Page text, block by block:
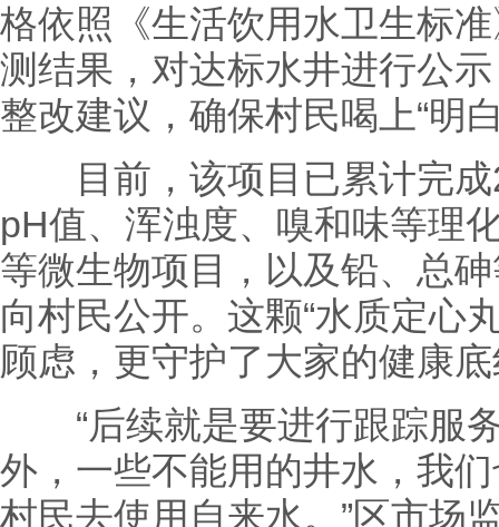
格依照《生活饮用水卫生标
测结果，对达标水井进行公
整改建议，确保村民喝上“明
目前，该项目已累计完成
pH值、浑浊度、嗅和味等理
等微生物项目，以及铅、总
向村民公开。这颗“水质定心
顾虑，更守护了大家的健康
“后续就是要进行跟踪服
外，一些不能用的井水，我
村民去使用自来水。”区市场